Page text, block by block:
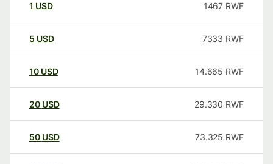
1 USD 1467 RWF
5 USD 7333 RWF
10 USD 14.665 RWF
20 USD 29.330 RWF
50 USD 73.325 RWF